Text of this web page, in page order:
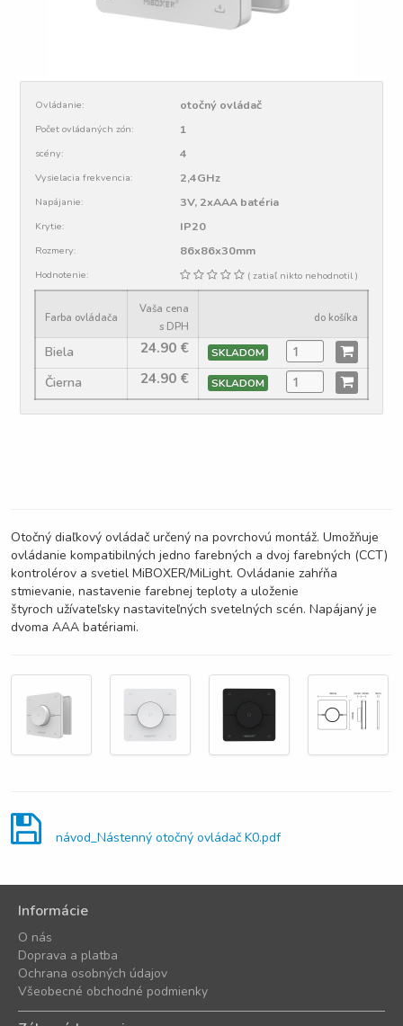
Ovládanie: otočný ovládač
Počet ovládaných zón: 1
scény: 4
Vysielacia frekvencia: 2,4GHz
Napájanie: 3V, 2xAAA batéria
Krytie: IP20
Rozmery: 86x86x30mm
Hodnotenie: ( zatiaľ nikto nehodnotil )
Farba ovládača
Vaša cena
s DPH
do košíka
Biela 24.90 € SKLADOM
Čierna 24.90 € SKLADOM
Otočný diaľkový ovládač určený na povrchovú montáž. Umožňuje
ovládanie kompatibilných jedno farebných a dvoj farebných (CCT)
kontrolérov a svetiel MiBOXER/MiLight. Ovládanie zahŕňa
stmievanie, nastavenie farebnej teploty a uloženie
štyroch užívateľsky nastaviteľných svetelných scén. Napájaný je
dvoma AAA batériami.
návod_Nástenný otočný ovládač K0.pdf
Informácie
O nás
Doprava a platba
Ochrana osobných údajov
Všeobecné obchodné podmienky